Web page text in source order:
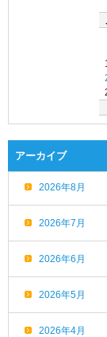
アーカイブ
2026年8月
2026年7月
2026年6月
2026年5月
2026年4月